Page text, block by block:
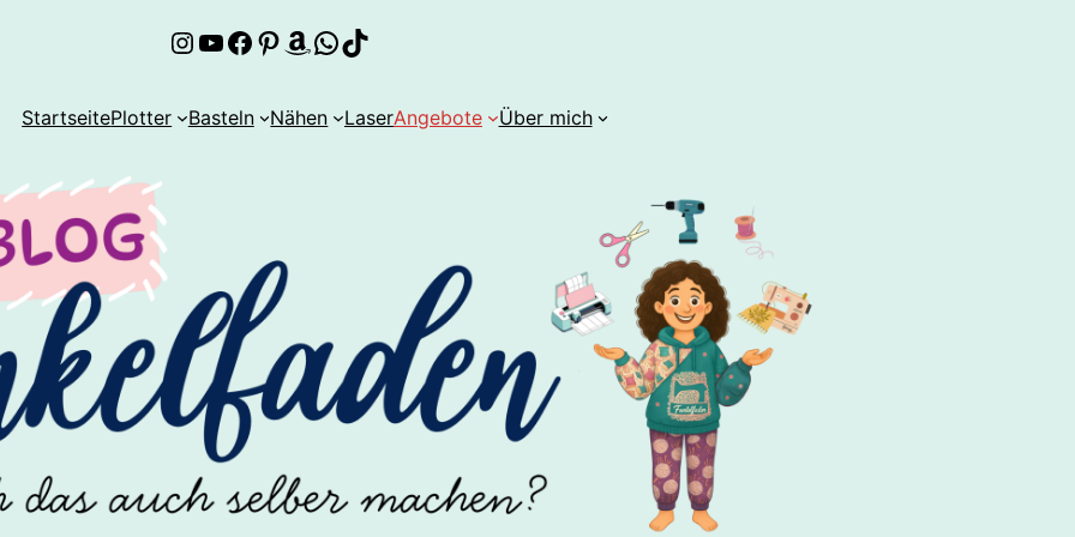
Instagram
YouTube
Facebook
Pinterest
Amazon
WhatsApp
TikTok
StartseitePlotter Basteln Nähen LaserAngebote Über mich